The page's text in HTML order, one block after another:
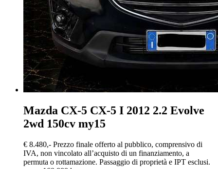
Mazda CX-5 CX-5 I 2012 2.2 Evolve
2wd 150cv my15
€ 8.480,- Prezzo finale offerto al pubblico, comprensivo di
IVA, non vincolato all’acquisto di un finanziamento, a
permuta o rottamazione. Passaggio di proprietà e IPT esclusi.